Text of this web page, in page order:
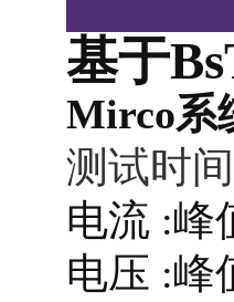
基于
Mirco系
测试时
电流 :峰
电压 :峰